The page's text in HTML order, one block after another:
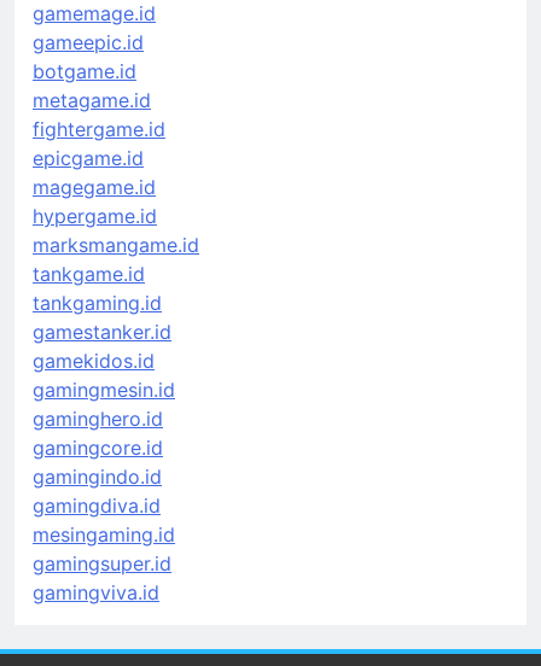
gamemage.id
gameepic.id
botgame.id
metagame.id
fightergame.id
epicgame.id
magegame.id
hypergame.id
marksmangame.id
tankgame.id
tankgaming.id
gamestanker.id
gamekidos.id
gamingmesin.id
gaminghero.id
gamingcore.id
gamingindo.id
gamingdiva.id
mesingaming.id
gamingsuper.id
gamingviva.id